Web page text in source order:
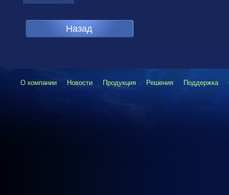
О компании Новости Продукция Решения Поддержка